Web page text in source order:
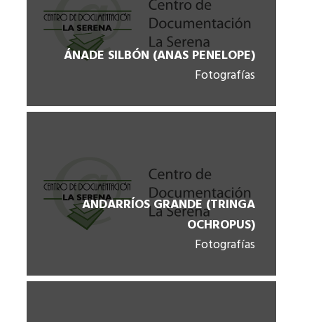
ÁNADE SILBÓN (ANAS PENELOPE)
Fotografías
ANDARRÍOS GRANDE (TRINGA
OCHROPUS)
Fotografías